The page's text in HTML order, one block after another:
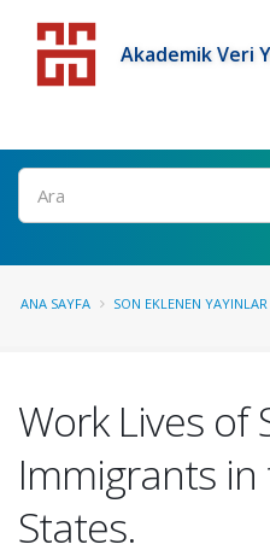
Akademik Veri
ANA SAYFA SON EKLENEN YAYINLAR
Work Lives of
Immigrants
States.